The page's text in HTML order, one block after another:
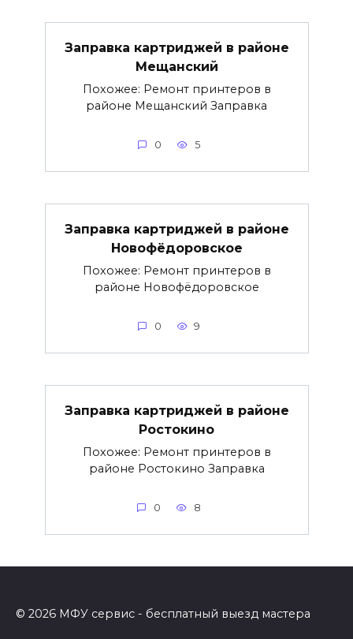
Заправка картриджей в районе
Мещанский
Похожее: Ремонт принтеров в
районе Мещанский Заправка
0 5
Заправка картриджей в районе
Новофёдоровское
Похожее: Ремонт принтеров в
районе Новофёдоровское
0 9
Заправка картриджей в районе
Ростокино
Похожее: Ремонт принтеров в
районе Ростокино Заправка
0 8
© 2026 МФУ сервис - бесплатный выезд мастера